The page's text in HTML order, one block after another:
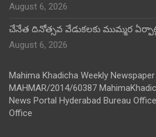
August 6, 2026
చేనేత దినోత్సవ వేడుకలకు ముమ్మర
August 6, 2026
Mahima Khadicha Weekly Newspaper
MAHMAR/2014/60387
News Portal Hyderabad Bureau
Office